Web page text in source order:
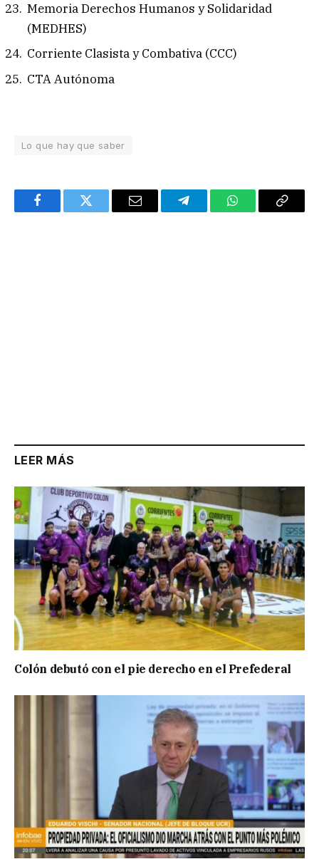
Memoria Derechos Humanos y Solidaridad
(⁠MEDHES)
Corriente Clasista y Combativa (CCC)
CTA Autónoma
Lo que hay que saber
FacebookTwitter Email TelegramWhatsAppCopy
LEER MÁS
Colón debutó con el pie derecho en el Prefederal